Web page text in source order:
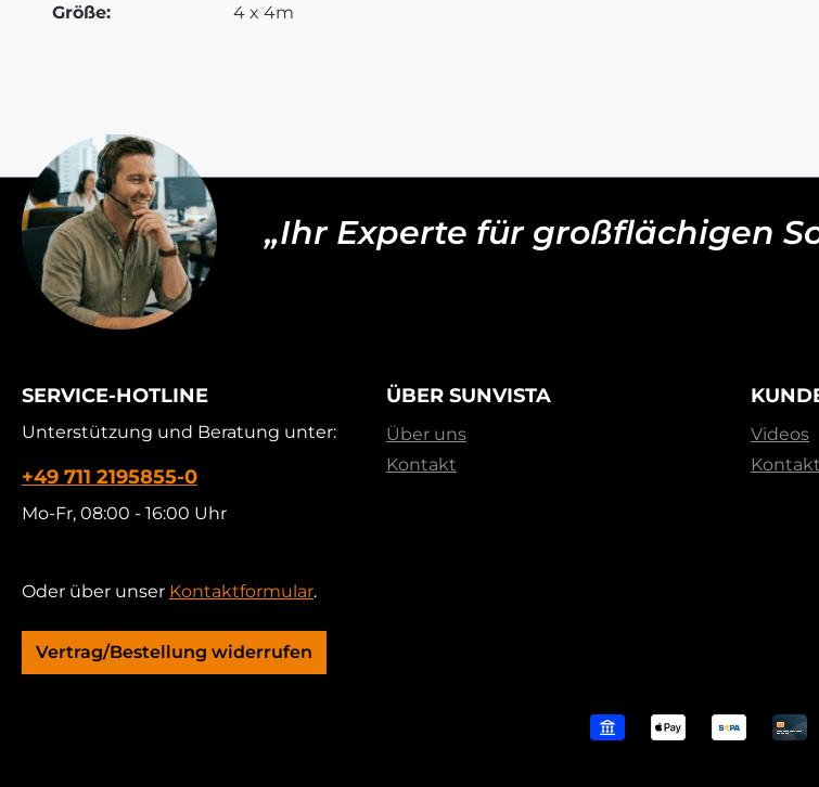
Größe: 4 x 4m
„Ihr Experte für großflächigen
SERVICE-HOTLINE
Unterstützung und Beratung unter:
+49 711 2195855-0
Mo-Fr, 08:00 - 16:00 Uhr
Oder über unser Kontaktformular.
Vertrag/Bestellung widerrufen
ÜBER SUNVISTA
Über uns
Kontakt
Videos
Kontakt